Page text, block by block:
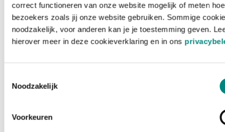
correct functioneren van onze website mogelijk of meten hoe
bezoekers zoals jij onze website gebruiken. Sommige
noodzakelijk, voor anderen kan je je toestemming geven.
hierover meer in deze cookieverklaring en in ons
Noodzakelijk
Voorkeuren